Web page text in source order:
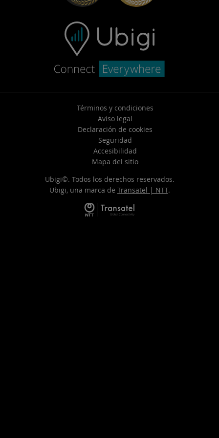
Términos y condiciones
Aviso legal
Declaración de cookies
Seguridad
Accesibilidad
Mapa del sitio
Ubigi©. Todos los derechos reservados.
Ubigi, una marca de Transatel | NTT.